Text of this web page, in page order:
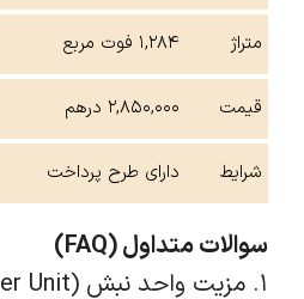
متراژ ۱,۲۸۴ فوت مربع
قیمت ۲,۸۵۰,۰۰۰ درهم
شرایط دارای طرح پرداخت
سوالات متداول (FAQ)
۱. مزیت واحد نبش (Corner Unit) چیست؟